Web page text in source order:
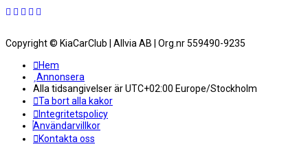
Copyright © KiaCarClub | Allvia AB | Org.nr 559490-9235
Hem
Annonsera
Alla tidsangivelser är UTC+02:00 Europe/Stockholm
Ta bort alla kakor
Integritetspolicy
Användarvillkor
Kontakta oss